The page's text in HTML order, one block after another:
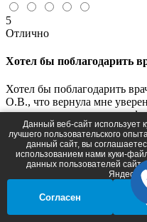
5
Отлично
Хотел бы поблагодарить
Хотел бы поблагодарить
О.В., что вернула мне
только процветания и
читать полностью
Николай
14 мая 2015
5
Отлично
Данный веб-сайт использует
лучшего пользовательского
данный сайт, вы
использованием нами куки-
данных пользователей
Согласен